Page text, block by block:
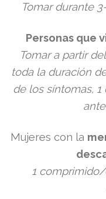
Tomar durante
Personas que
Tomar a partir
toda la duración
de los síntomas,
Mujeres con la
1